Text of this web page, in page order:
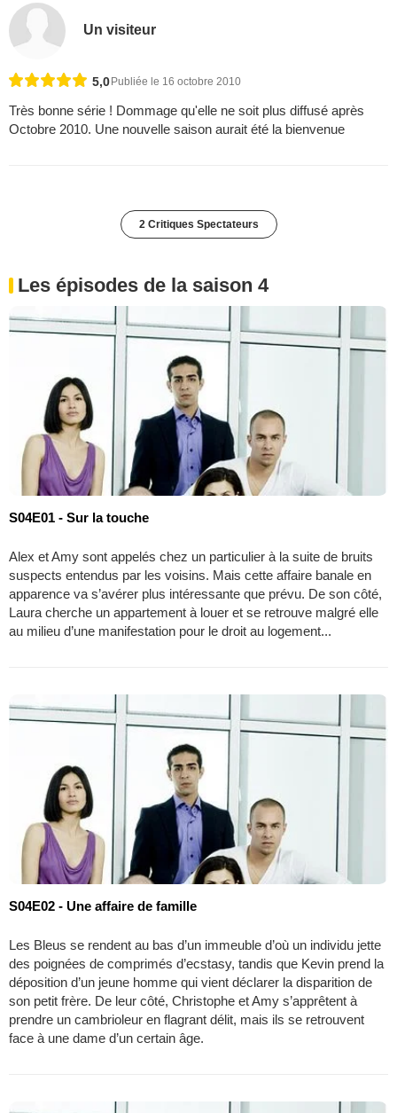
Un visiteur
5,0 Publiée le 16 octobre 2010
Très bonne série ! Dommage qu'elle ne soit plus diffusé après
Octobre 2010. Une nouvelle saison aurait été la bienvenue
2 Critiques Spectateurs
Les épisodes de la saison 4
S04E01 - Sur la touche
Alex et Amy sont appelés chez un particulier à la suite de bruits
suspects entendus par les voisins. Mais cette affaire banale en
apparence va s’avérer plus intéressante que prévu. De son côté,
Laura cherche un appartement à louer et se retrouve malgré elle
au milieu d’une manifestation pour le droit au logement...
S04E02 - Une affaire de famille
Les Bleus se rendent au bas d’un immeuble d’où un individu jette
des poignées de comprimés d’ecstasy, tandis que Kevin prend la
déposition d’un jeune homme qui vient déclarer la disparition de
son petit frère. De leur côté, Christophe et Amy s’apprêtent à
prendre un cambrioleur en flagrant délit, mais ils se retrouvent
face à une dame d’un certain âge.